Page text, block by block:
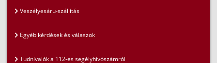
Veszélyesáru-szállítás
Egyéb kérdések és válaszok
Tudnivalók a 112-es segélyhívószámról